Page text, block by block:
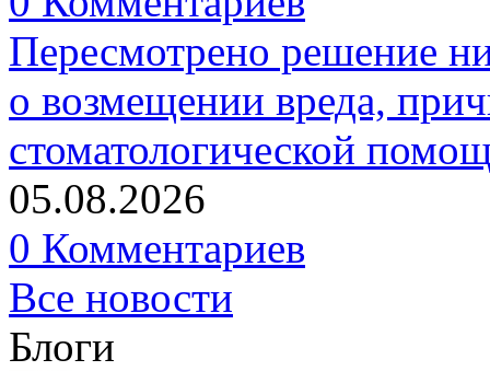
Пересмотрено решение
о возмещении вреда,
стоматологической
05.08.2026
0 Комментариев
Все новости
Блоги